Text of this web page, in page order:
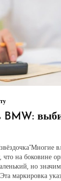
BMW:
что на боковине
но
Эта маркировка